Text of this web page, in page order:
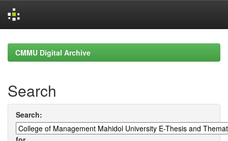
navigationCMMU Digital Archive
Search
Search: